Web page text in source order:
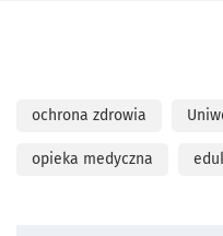
ochrona zdrowia
opieka medyczna